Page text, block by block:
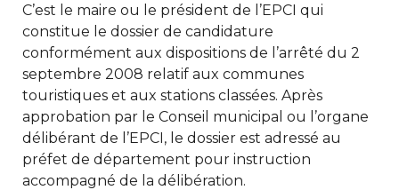
C’est le maire ou le président de l’EPCI qui
constitue le dossier de candidature
conformément aux dispositions de l’arrêté du 2
septembre 2008 relatif aux communes
touristiques et aux stations classées. Après
approbation par le Conseil municipal ou l’organe
délibérant de l’EPCI, le dossier est adressé au
préfet de département pour instruction
accompagné de la délibération.